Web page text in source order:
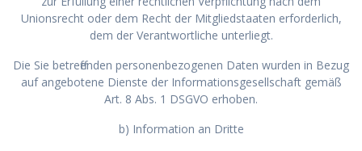
Unionsrecht oder dem Recht der Mitgliedstaaten erforderlich,
dem der Verantwortliche unterliegt.
Die Sie betreffenden personenbezogenen Daten wurden in Bezug
auf angebotene Dienste der Informationsgesellschaft gemäß
Art. 8 Abs. 1 DSGVO erhoben.
b) Information an Dritte